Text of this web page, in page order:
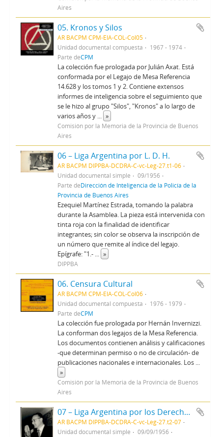
Aires
05. Kronos y Silos
AR BACPM CPM-EIA-COL-Col05
Unidad documental compuesta
1967 - 1974
Parte deCPM
La colección fue prologada por Julián Axat. Está
conformada por el Legajo de Mesa Referencia
14.628 y los tomos 1 y 2. Contiene extensos
informes de inteligencia sobre el seguimiento que
se le hizo al grupo "Silos", "Kronos" a lo largo de
varios años y ... »
Comisión por la Memoria de la Provincia de Buenos
Aires
06 – Liga Argentina por L. D. H.
AR BACPM DIPPBA-DCDRA-C-vc-Leg-27.t1-06
Unidad documental simple
09/1956
Parte deDirección de Inteligencia de la Policía de la
Provincia de Buenos Aires
Ezequiel Martínez Estrada, tomando la palabra
durante la Asamblea. La pieza está intervenida con
tinta roja con la finalidad de identificar
integrantes; sin color se observa la inscripción de
un número que remite al índice del legajo.
Epígrafe: "1.- ... »
DIPPBA
06. Censura Cultural
AR BACPM CPM-EIA-COL-Col06
Unidad documental compuesta
1976 - 1979
Parte deCPM
La colección fue prologada por Hernán Invernizzi.
La conforman dos legajos de la Mesa Referencia.
Los documentos contienen análisis y calificaciones
-que determinan permiso o no de circulación- de
publicaciones nacionales e internacionales. Los ...
»
Comisión por la Memoria de la Provincia de Buenos
Aires
07 – Liga Argentina por los Derechos del Hombre - Asamblea gral. de filiales y conferencia
AR BACPM DIPPBA-DCDRA-C-vc-Leg-27.t2-07
Unidad documental simple
09/09/1956